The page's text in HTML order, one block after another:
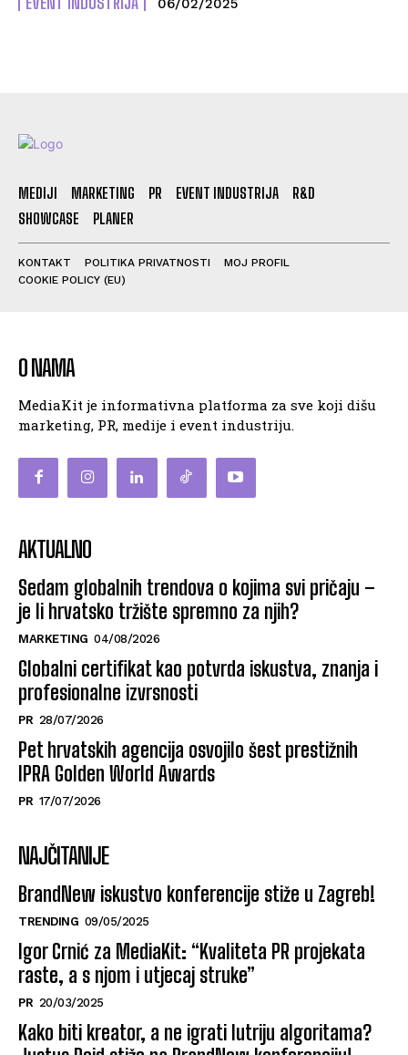
06/02/2025
MEDIJI MARKETING PR EVENT INDUSTRIJA
R&D
SHOWCASE
PLANER
KONTAKT POLITIKA PRIVATNOSTI
MOJ PROFIL
COOKIE POLICY (EU)
O NAMA
MediaKit je informativna platforma za sve koji dišu
marketing, PR, medije i event industriju.
AKTUALNO
Sedam globalnih trendova o kojima svi pričaju –
je li hrvatsko tržište spremno za njih?
MARKETING 04/08/2026
Globalni certifikat kao potvrda iskustva, znanja i
profesionalne izvrsnosti
PR 28/07/2026
Pet hrvatskih agencija osvojilo šest prestižnih
IPRA Golden World Awards
PR 17/07/2026
NAJČITANIJE
BrandNew iskustvo konferencije stiže u Zagreb!
TRENDING 09/05/2025
Igor Crnić za MediaKit: “Kvaliteta PR projekata
raste, a s njom i utjecaj struke”
PR 20/03/2025
Kako biti kreator, a ne igrati lutriju algoritama?